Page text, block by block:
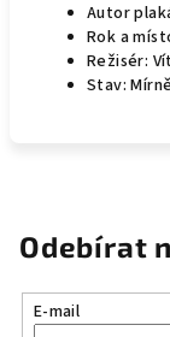
Autor
Rok a
Režisér:
Stav:
Odebírat
E-mail